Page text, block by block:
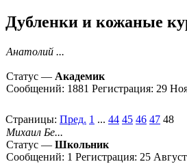
Дубленки и кожаные
Анатолий ...
Статус — Академик
Сообщений: 1881 Регистрация: 29
Страницы: Пред. 1 ... 44 45 46 47 48
Михаил Бе...
Статус — Школьник
Сообщений: 1 Регистрация: 25